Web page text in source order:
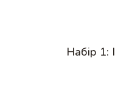
Набір 1: